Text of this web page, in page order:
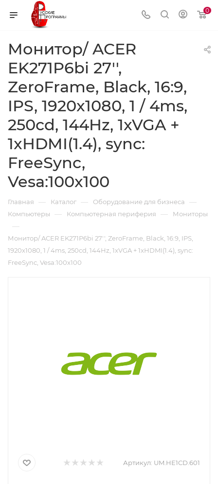
0
Монитор/ ACER
EK271P6bi 27'',
ZeroFrame, Black, 16:9,
IPS, 1920x1080, 1 / 4ms,
250cd, 144Hz, 1xVGA +
1xHDMI(1.4), sync:
FreeSync,
Vesa:100x100
Главная — Каталог — Оборудование для бизнеса —
Компьютеры — Компьютерная периферия — Мониторы
—
Монитор/ ACER EK271P6bi 27'', ZeroFrame, Black, 16:9, IPS,
1920x1080, 1 / 4ms, 250cd, 144Hz, 1xVGA + 1xHDMI(1.4), sync:
FreeSync, Vesa:100x100
Артикул: UM.HE1CD.601